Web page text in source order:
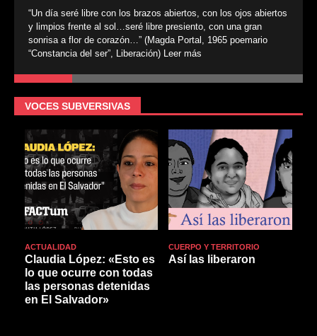
“Un día seré libre con los brazos abiertos, con los ojos abiertos
y limpios frente al sol…seré libre presiento, con una gran
sonrisa a flor de corazón…” (Magda Portal, 1965 poemario
“Constancia del ser”, Liberación) Leer más
VOCES SUBVERSIVAS
ACTUALIDAD
Claudia López: «Esto es
lo que ocurre con todas
las personas detenidas
en El Salvador»
CUERPO Y TERRITORIO
Así las liberaron